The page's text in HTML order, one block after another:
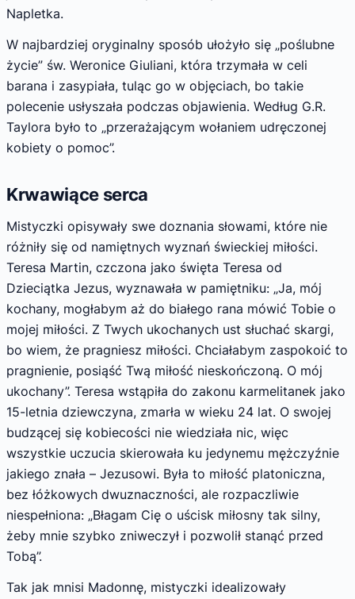
Napletka.
W najbardziej oryginalny sposób ułożyło się „poślubne
życie” św. Weronice Giuliani, która trzymała w celi
barana i zasypiała, tuląc go w objęciach, bo takie
polecenie usłyszała podczas objawienia. Według G.R.
Taylora było to „przerażającym wołaniem udręczonej
kobiety o pomoc”.
Krwawiące serca
Mistyczki opisywały swe doznania słowami, które nie
różniły się od namiętnych wyznań świeckiej miłości.
Teresa Martin, czczona jako święta Teresa od
Dzieciątka Jezus, wyznawała w pamiętniku: „Ja, mój
kochany, mogłabym aż do białego rana mówić Tobie o
mojej miłości. Z Twych ukochanych ust słuchać skargi,
bo wiem, że pragniesz miłości. Chciałabym zaspokoić to
pragnienie, posiąść Twą miłość nieskończoną. O mój
ukochany”. Teresa wstąpiła do zakonu karmelitanek jako
15-letnia dziewczyna, zmarła w wieku 24 lat. O swojej
budzącej się kobiecości nie wiedziała nic, więc
wszystkie uczucia skierowała ku jedynemu mężczyźnie
jakiego znała – Jezusowi. Była to miłość platoniczna,
bez łóżkowych dwuznaczności, ale rozpaczliwie
niespełniona: „Błagam Cię o uścisk miłosny tak silny,
żeby mnie szybko zniweczył i pozwolił stanąć przed
Tobą”.
Tak jak mnisi Madonnę, mistyczki idealizowały